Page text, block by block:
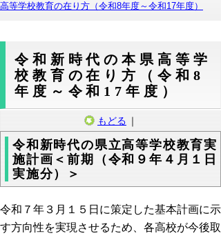
高等学校教育の在り方（令和8年度～令和17年度）
令和新時代の本県高等学
校教育の在り方（令和8
年度～令和17年度）
もどる ｜
令和新時代の県立高等学校教育実
施計画＜前期（令和９年４月１日
実施分）＞
令和７年３月１５日に策定した基本計画に示
す方向性を実現させるため、各高校が今後取